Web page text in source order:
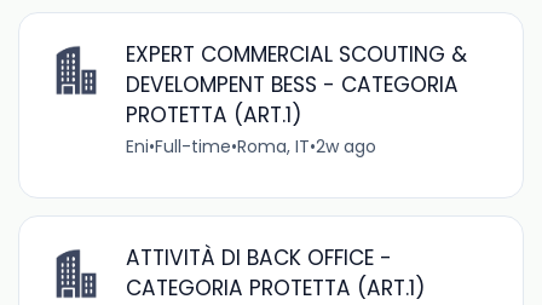
EXPERT COMMERCIAL SCOUTING &
DEVELOMPENT BESS - CATEGORIA
PROTETTA (ART.1)
Eni•Full-time•Roma, IT•2w ago
ATTIVITÀ DI BACK OFFICE -
CATEGORIA PROTETTA (ART.1)